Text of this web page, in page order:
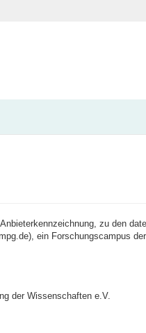
zu den
ein Forschungscampus
der Wissenschaften e.V.